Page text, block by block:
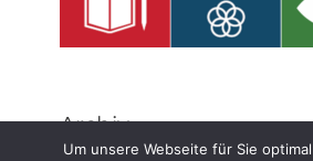
Archiv
Um unsere Webseite für Sie